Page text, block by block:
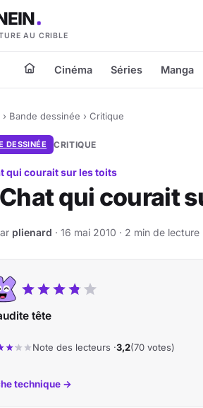
AU CRIBLE
Cinéma Séries Manga
› Bande dessinée › Critique
DESSINÉE CRITIQUE
qui courait sur les toits
qui courait
plienard · 16 mai 2010 · 2 min de lecture
tête
Note des lecteurs ·3,2(70 votes)
technique →